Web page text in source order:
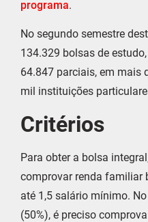
programa.
No segundo semestre
134.329 bolsas de
64.847 parciais, em mais
mil instituições
Critérios
Para obter a bolsa
comprovar renda familiar
até 1,5 salário mínimo.
(50%), é preciso